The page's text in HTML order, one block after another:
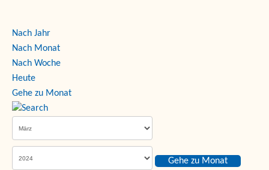
Nach Jahr
Nach Monat
Nach Woche
Heute
Gehe zu Monat
Gehe zu Monat